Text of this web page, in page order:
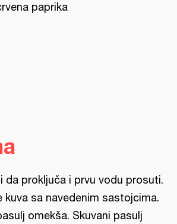
paprika
da proključa i prvu vodu prosuti.
kuva sa navedenim sastojcima.
omekša. Skuvani pasulj